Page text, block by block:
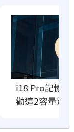
i18 Pro記憶
勸這2容量別買